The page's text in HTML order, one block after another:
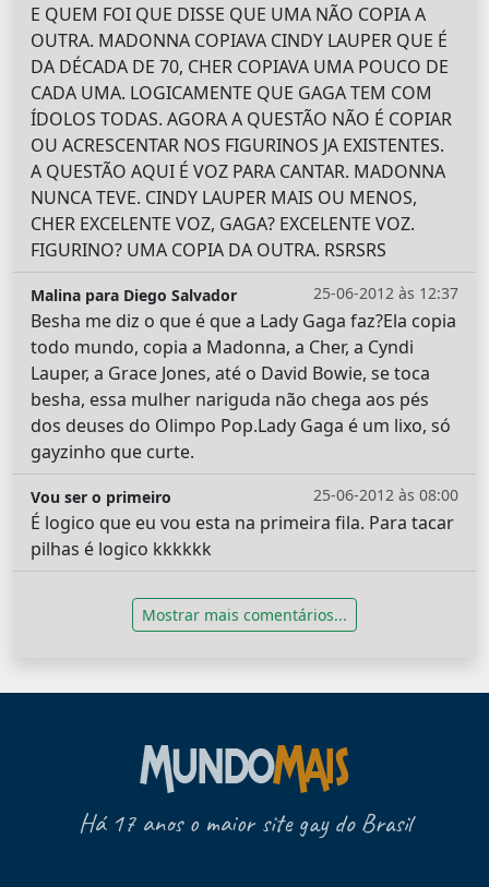
E QUEM FOI QUE DISSE QUE UMA NÃO COPIA A
OUTRA. MADONNA COPIAVA CINDY LAUPER QUE É
DA DÉCADA DE 70, CHER COPIAVA UMA POUCO DE
CADA UMA. LOGICAMENTE QUE GAGA TEM COM
ÍDOLOS TODAS. AGORA A QUESTÃO NÃO É COPIAR
OU ACRESCENTAR NOS FIGURINOS JA EXISTENTES.
A QUESTÃO AQUI É VOZ PARA CANTAR. MADONNA
NUNCA TEVE. CINDY LAUPER MAIS OU MENOS,
CHER EXCELENTE VOZ, GAGA? EXCELENTE VOZ.
FIGURINO? UMA COPIA DA OUTRA. RSRSRS
25-06-2012 às 12:37
Malina para Diego Salvador
Besha me diz o que é que a Lady Gaga faz?Ela copia
todo mundo, copia a Madonna, a Cher, a Cyndi
Lauper, a Grace Jones, até o David Bowie, se toca
besha, essa mulher nariguda não chega aos pés
dos deuses do Olimpo Pop.Lady Gaga é um lixo, só
gayzinho que curte.
25-06-2012 às 08:00
Vou ser o primeiro
É logico que eu vou esta na primeira fila. Para tacar
pilhas é logico kkkkkk
Mostrar mais comentários...
Há 17 anos o maior site gay do Brasil